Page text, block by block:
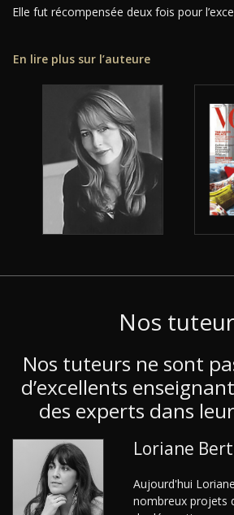
Elle fut récompensée deux fois pour
En lire plus sur l’auteure
Nos
Nos tuteurs ne sont
d’excellents
des experts dans
Loriane
Aujourd'hui
nombreux projets